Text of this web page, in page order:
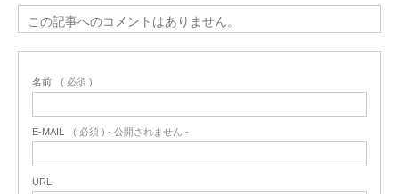
この記事へのコメントはありません。
名前 ( 必須 )
E-MAIL ( 必須 ) - 公開されません -
URL